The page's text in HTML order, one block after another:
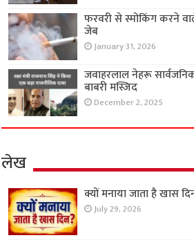
फरवरी से स्मोकिंग करने
जेब
January 31, 2026
जवाहरलाल नेहरू
बाबरी मस्जिद
December 2, 2025
लेख
क्यों मनाया जाता है खास
July 29, 2026